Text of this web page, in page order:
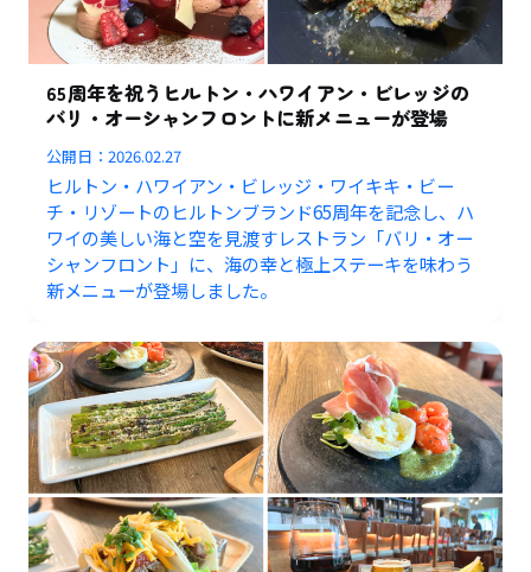
65周年を祝うヒルトン・ハワイアン・ビレッジの
バリ・オーシャンフロントに新メニューが登場
公開日：2026.02.27
ヒルトン・ハワイアン・ビレッジ・ワイキキ・ビー
チ・リゾートのヒルトンブランド65周年を記念し、ハ
ワイの美しい海と空を見渡すレストラン「バリ・オー
シャンフロント」に、海の幸と極上ステーキを味わう
新メニューが登場しました。